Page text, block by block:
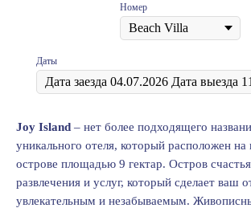
Номер
Даты
Jоy Island – нет более подходящего
уникального отеля, который расположен на
острове площадью 9 гектар. Остров
развлечения и услуг, который сделает ваш
увлекательным и незабываемым.